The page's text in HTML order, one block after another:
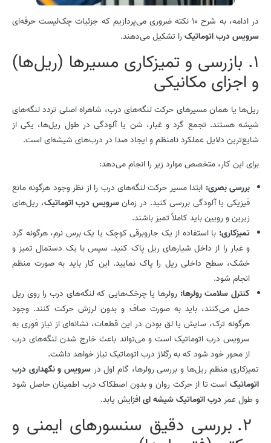
در ادامه، به شرح 10 نکته ضروری می‌پردازیم که جزئیات چک‌لیست حرفه‌ای
سرویس درب اتوماتیکرا تشکیل می‌دهند.
1. بازرسی و تمیزکاری مسیرها (ریل‌ها)
و اجزای مکانیکی
ریل‌ها یا همان مسیرهای حرکت لنگه‌های درب، شاهراه اصلی تردد لنگه‌های
شیشه هستند. تجمع گرد و غبار، شن یا آلودگی در طول ریل‌ها، یکی از
شایع‌ترین دلایل عملکرد نامنظم و ایجاد صدا در درب‌های شیشه‌ای است.
برای این کار، متخصص موارد زیر را انجام می‌دهد:
بررسی بصری: ابتدا مسیر حرکت لنگه‌های درب را از نظر وجود هرگونه مانع
فیزیکی یا آلودگی بررسی کنید. در زمانسرویس درب اتوماتیک، ریل‌های
زیرین و رویین باید کاملاً تمیز باشند.
تمیزکاری: با استفاده از یک جاروبرقی کوچک یا یک برس نرم، هرگونه گرد
و غبار را از داخل شیارهای ریل پاک کنید. سپس با یک دستمال تمیز و
خشک، سطح داخلی ریل را پاک نمایید. این کار باید به صورت منظم
انجام شود.
کنترل سلامت رولرها: رولرها یا چرخک‌هایی که لنگه‌های درب را روی ریل
حمل می‌کنند، باید به صورت صاف و بدون لرزش حرکت کنند. وجود
هرگونه ترک، سایش یا لق بودن در این قطعات، نشانه‌ای از نیاز فوری به
سرویس درب اتوماتیک است و می‌تواند باعث خارج شدن لنگه‌های درب
از محور خود شود که به رگلاژ درب اتوماتیک نیاز خواهد داشت.
تمیزکاری منظم ریل‌ها و بررسی رولرها، گام اول در سرویس و نگهداری درب
اتوماتیک است تا از حرکت روان و بدون اصطکاک درب اطمینان حاصل شود
و طول عمردرب اتوماتیک شیشه ایافزایش یابد.
2. بررسی دقیق سنسورهای ایمنی و